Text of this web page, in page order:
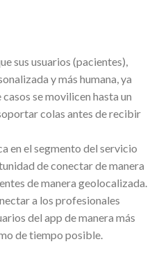
sus usuarios (pacientes),
y más humana, ya
se movilicen hasta un
colas antes de recibir
en el segmento del servicio
de conectar de manera
de manera geolocalizada.
a los profesionales
del app de manera más
de tiempo posible.